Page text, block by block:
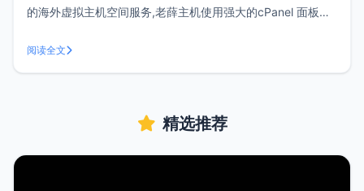
的海外虚拟主机空间服务,老薛主机使用强大的cPanel 面板。
HTTPS已经是一种趋势，国内IDC提供的虚拟主机大多都不支
持配置SSL证书，但是老薛主机支持。一、主机购买（广告）
阅读全文
精选推荐